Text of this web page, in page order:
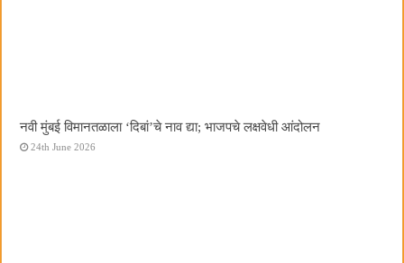
नवी मुंबई विमानतळाला ‌‘दिबां‌’चे नाव द्या; भाजपचे लक्षवेधी आंदोलन
24th June 2026